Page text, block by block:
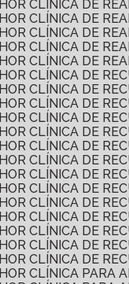
CLÍNICA DE
CLÍNICA DE
CLÍNICA DE
CLÍNICA DE
CLÍNICA DE
CLÍNICA DE
CLÍNICA DE
CLÍNICA DE
CLÍNICA DE
CLÍNICA DE
CLÍNICA DE
CLÍNICA DE
CLÍNICA DE
CLÍNICA DE
CLÍNICA DE
CLÍNICA DE
CLÍNICA DE
CLÍNICA DE
CLÍNICA DE
CLÍNICA